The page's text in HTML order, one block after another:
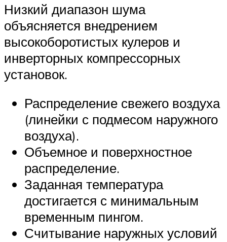
Низкий диапазон шума
объясняется внедрением
высокоборотистых кулеров и
инверторных компрессорных
установок.
Распределение свежего воздуха
(линейки с подмесом наружного
воздуха).
Объемное и поверхностное
распределение.
Заданная температура
достигается с минимальным
временным пингом.
Считывание наружных условий